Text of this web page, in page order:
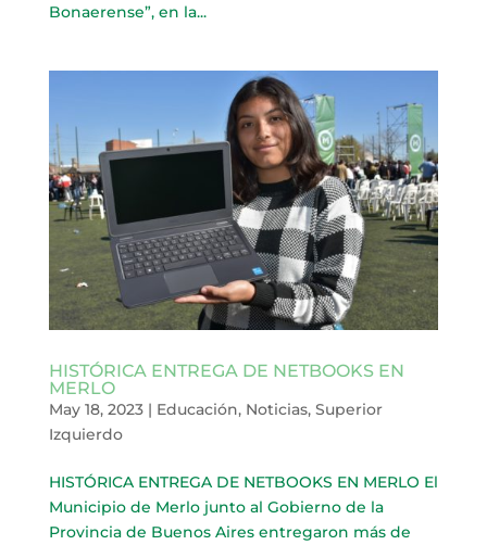
Bonaerense”, en la...
HISTÓRICA ENTREGA DE NETBOOKS EN
MERLO
May 18, 2023| Educación, Noticias, Superior
Izquierdo
HISTÓRICA ENTREGA DE NETBOOKS EN MERLO El
Municipio de Merlo junto al Gobierno de la
Provincia de Buenos Aires entregaron más de